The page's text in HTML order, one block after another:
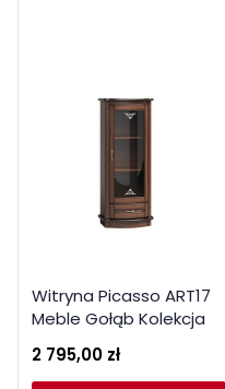
Witryna Picasso ART17
Meble Gołąb Kolekcja
2 795,00 zł